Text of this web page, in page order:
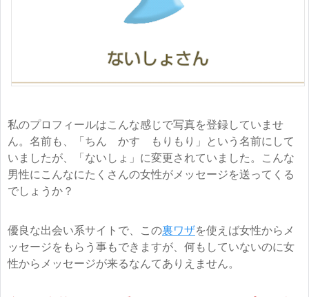
私のプロフィールはこんな感じで写真を登録していませ
ん。名前も、「ちん かす もりもり」という名前にして
いましたが、「ないしょ」に変更されていました。こんな
男性にこんなにたくさんの女性がメッセージを送ってくる
でしょうか？
優良な出会い系サイトで、この裏ワザを使えば女性からメ
ッセージをもらう事もできますが、何もしていないのに女
性からメッセージが来るなんてありえません。